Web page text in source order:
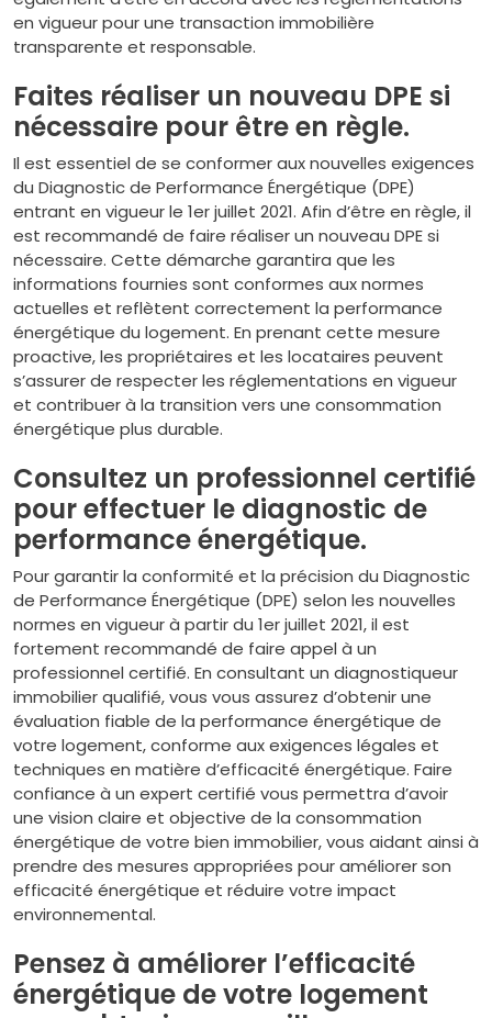
en vigueur pour une transaction immobilière
transparente et responsable.
Faites réaliser un nouveau DPE si
nécessaire pour être en règle.
Il est essentiel de se conformer aux nouvelles exigences
du Diagnostic de Performance Énergétique (DPE)
entrant en vigueur le 1er juillet 2021. Afin d’être en règle, il
est recommandé de faire réaliser un nouveau DPE si
nécessaire. Cette démarche garantira que les
informations fournies sont conformes aux normes
actuelles et reflètent correctement la performance
énergétique du logement. En prenant cette mesure
proactive, les propriétaires et les locataires peuvent
s’assurer de respecter les réglementations en vigueur
et contribuer à la transition vers une consommation
énergétique plus durable.
Consultez un professionnel certifié
pour effectuer le diagnostic de
performance énergétique.
Pour garantir la conformité et la précision du Diagnostic
de Performance Énergétique (DPE) selon les nouvelles
normes en vigueur à partir du 1er juillet 2021, il est
fortement recommandé de faire appel à un
professionnel certifié. En consultant un diagnostiqueur
immobilier qualifié, vous vous assurez d’obtenir une
évaluation fiable de la performance énergétique de
votre logement, conforme aux exigences légales et
techniques en matière d’efficacité énergétique. Faire
confiance à un expert certifié vous permettra d’avoir
une vision claire et objective de la consommation
énergétique de votre bien immobilier, vous aidant ainsi à
prendre des mesures appropriées pour améliorer son
efficacité énergétique et réduire votre impact
environnemental.
Pensez à améliorer l’efficacité
énergétique de votre logement